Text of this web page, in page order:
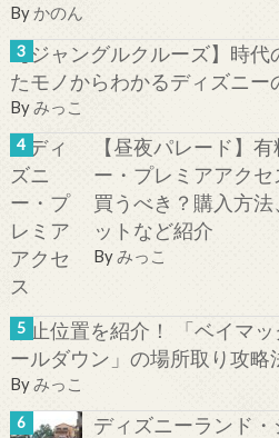
Byかのん
【ジャングルクルーズ】時
たモノからわかるディズニー
By みっこ
【昼夜パレード】
ー・プレミアアクセ
買うべき？購入方
ットなど紹介
Byみっこ
停止位置を紹介！ 「ベイマ
ールダウン」の場所取り攻略
Byみっこ
ディズニーランド